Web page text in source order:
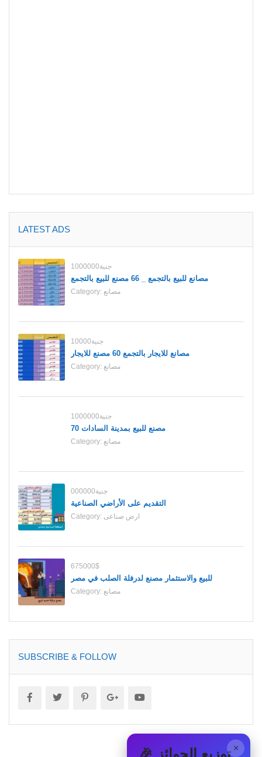
LATEST ADS
1000000جنية
مصانع للبيع بالتجمع _ 66 مصنع للبيع بالتجمع
Category: مصانع
10000جنية
مصانع للايجار بالتجمع 60 مصنع للايجار
Category: مصانع
1000000جنية
70 مصنع للبيع بمدينة السادات
Category: مصانع
000000جنية
التقديم على الأراضي الصناعية
Category: ارض صناعى
675000$
للبيع والاستثمار مصنع لدرفلة الصلب في مصر
Category: مصانع
SUBSCRIBE & FOLLOW
× 🎉 توزيع الجوائز